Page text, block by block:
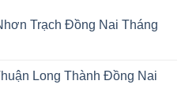
Trạch Đồng Nai Tháng
Long Thành Đồng Nai